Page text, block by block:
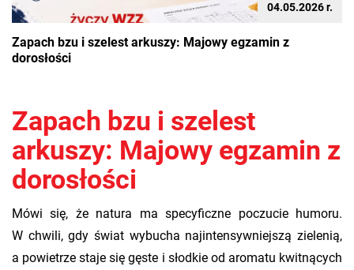
04.05.2026 r.
Zapach bzu i szelest arkuszy: Majowy egzamin z
dorosłości
Zapach bzu i szelest
arkuszy: Majowy egzamin z
dorosłości
Mówi się, że na­tu­ra ma spe­cy­ficz­ne po­czu­cie hu­mo­ru.
W chwi­li, gdy świat wy­bu­cha naj­in­ten­syw­niej­szą zie­le­nią,
a po­wie­trze staje się gęste i słod­kie od aro­ma­tu kwit­ną­cych